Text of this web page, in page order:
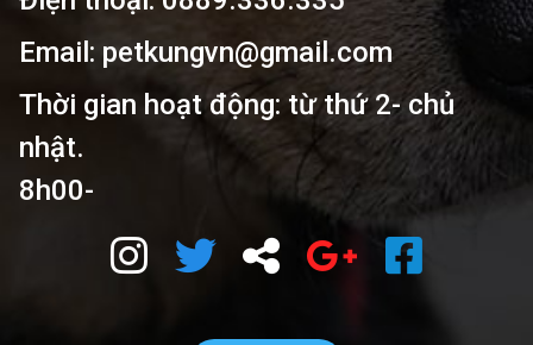
Email: petkungvn@gmail.com
Thời gian hoạt động: từ thứ 2- chủ
nhật.
8h00-